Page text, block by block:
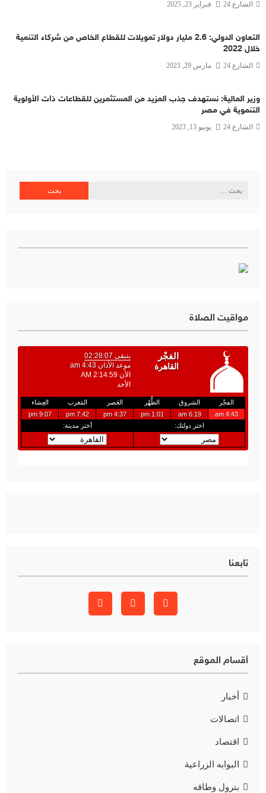
الشارع 24 فبراير 23, 2025
التعاون الدولي: 2.6 مليار دولار تمويلات للقطاع الخاص من شركاء التنمية
خلال 2022
الشارع 24 مارس 29, 2023
وزير المالية: نستهدف جذب المزيد من المستثمرين للقطاعات ذات الأولوية
التنموية في مصر
الشارع 24 يونيو 13, 2023
البحث
مواقيت الصلاة
تابعنا
أقسام الموقع
أخبار
اتصالات
اقتصاد
البوابه الزراعية
بترول وطاقه